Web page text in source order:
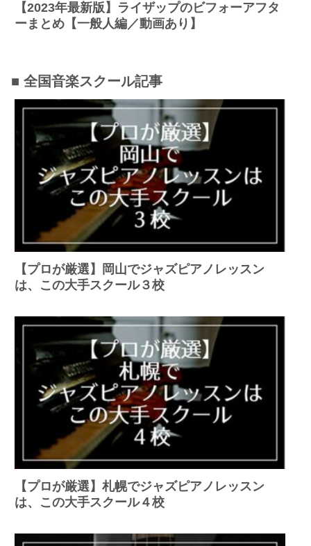
【2023年最新版】ライザップのビフォーアフタ
ーまとめ【一般人編／動画あり】
■ 全国音楽スクール記事
【プロが厳選】岡山でジャズピアノレッスン
は、この大手スクール３校
【プロが厳選】札幌でジャズピアノレッスン
は、この大手スクール４校